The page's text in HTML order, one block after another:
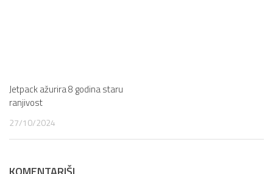
Jetpack ažurira 8 godina staru
ranjivost
27/10/2024